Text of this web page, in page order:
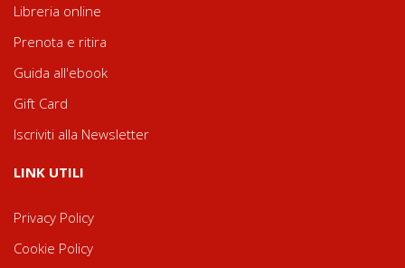
Libreria online
Prenota e ritira
Guida all'ebook
Gift Card
Iscriviti alla Newsletter
LINK UTILI
Privacy Policy
Cookie Policy